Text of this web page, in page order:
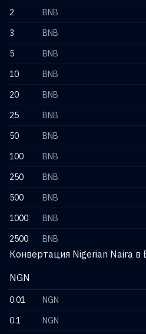
2 BNB
3
BNB
5
BNB
10
BNB
20
BNB
25
BNB
50
BNB
100
BNB
250
BNB
500
BNB
1000
BNB
2500
BNB
Конвертация Nigerian Naira в
NGN
0.01 NGN
0.1
NGN